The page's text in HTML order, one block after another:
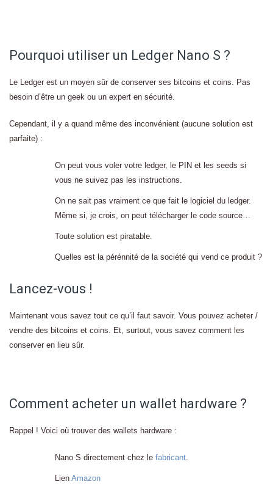
Pourquoi utiliser un Ledger Nano S ?
Le Ledger est un moyen sûr de conserver ses bitcoins et coins. Pas
besoin d’être un geek ou un expert en sécurité.
Cependant, il y a quand même des inconvénient (aucune solution est
parfaite) :
On peut vous voler votre ledger, le PIN et les seeds si
vous ne suivez pas les instructions.
On ne sait pas vraiment ce que fait le logiciel du ledger.
Même si, je crois, on peut télécharger le code source…
Toute solution est piratable.
Quelles est la pérénnité de la société qui vend ce produit ?
Lancez-vous !
Maintenant vous savez tout ce qu’il faut savoir. Vous pouvez acheter /
vendre des bitcoins et coins. Et, surtout, vous savez comment les
conserver en lieu sûr.
Comment acheter un wallet hardware ?
Rappel ! Voici où trouver des wallets hardware :
Nano S directement chez le fabricant.
Lien Amazon